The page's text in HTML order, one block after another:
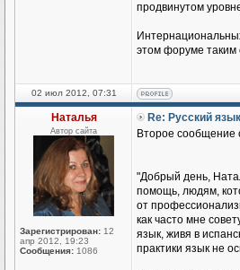
продвинутом
этом форуме таким
02 июл 2012, 07:31
Наталья
Автор сайта
Зарегистрирован: 12
апр 2012, 19:23
Сообщения: 1086
Re: Русский
Второе сообщение
"Добрый день,
помощь, людям,
от
как часто мне
язык, живя в
практики язык не